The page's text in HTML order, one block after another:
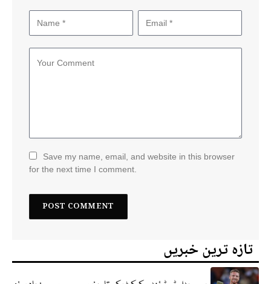
Save my name, email, and website in this browser
for the next time I comment.
تازہ ترین خبریں